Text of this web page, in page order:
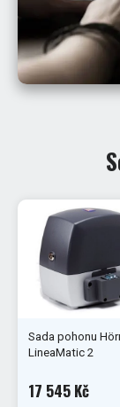
Sada pohonu
LineaMatic 2
17 545 Kč